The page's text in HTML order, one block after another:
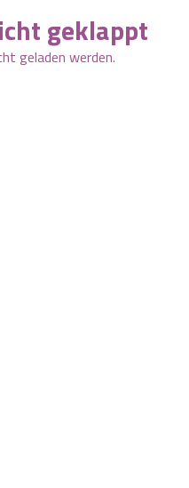
geklappt
geladen werden.